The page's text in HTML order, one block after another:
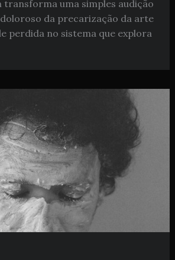
uma simples audição
da precarização da arte
perdida no sistema que explora